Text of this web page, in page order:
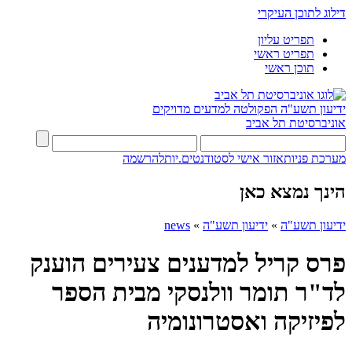
דילוג לתוכן העיקרי
תפריט עליון
תפריט ראשי
תוכן ראשי
ידיעון תשע"ה הפקולטה למדעים מדויקים
אוניברסיטת תל אביב
מערכת פניותאזור אישי לסטודנטים.יותלהרשמה
הינך נמצא כאן
ידיעון תשע"ה » ידיעון תשע"ה »
news
פרס קריל למדענים צעירים הוענק
לד"ר תומר וולנסקי מבית הספר
לפיזיקה ואסטרונומיה